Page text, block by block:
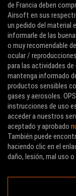
de Francia deben
Airsoft en sus
un pedido del material
informarle de las
o muy recomendable
ocular /
para las actividades
mantenga informado
productos sensibles
gases y aerosoles.
instrucciones de uso
acceder a nuestros
aceptado y aprobado
También puede
haciendo clic en el
daño, lesión, mal uso